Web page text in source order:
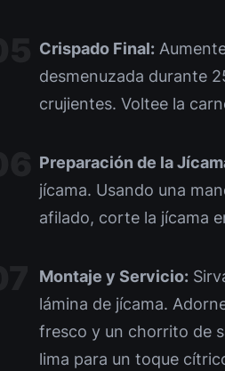
Crispado Final:
desmenuzada durante
crujientes. Voltee la
Preparación de la
jícama. Usando una
afilado, corte la jícama
Montaje y Servicio:
lámina de jícama.
fresco y un chorrito de
lima para un toque